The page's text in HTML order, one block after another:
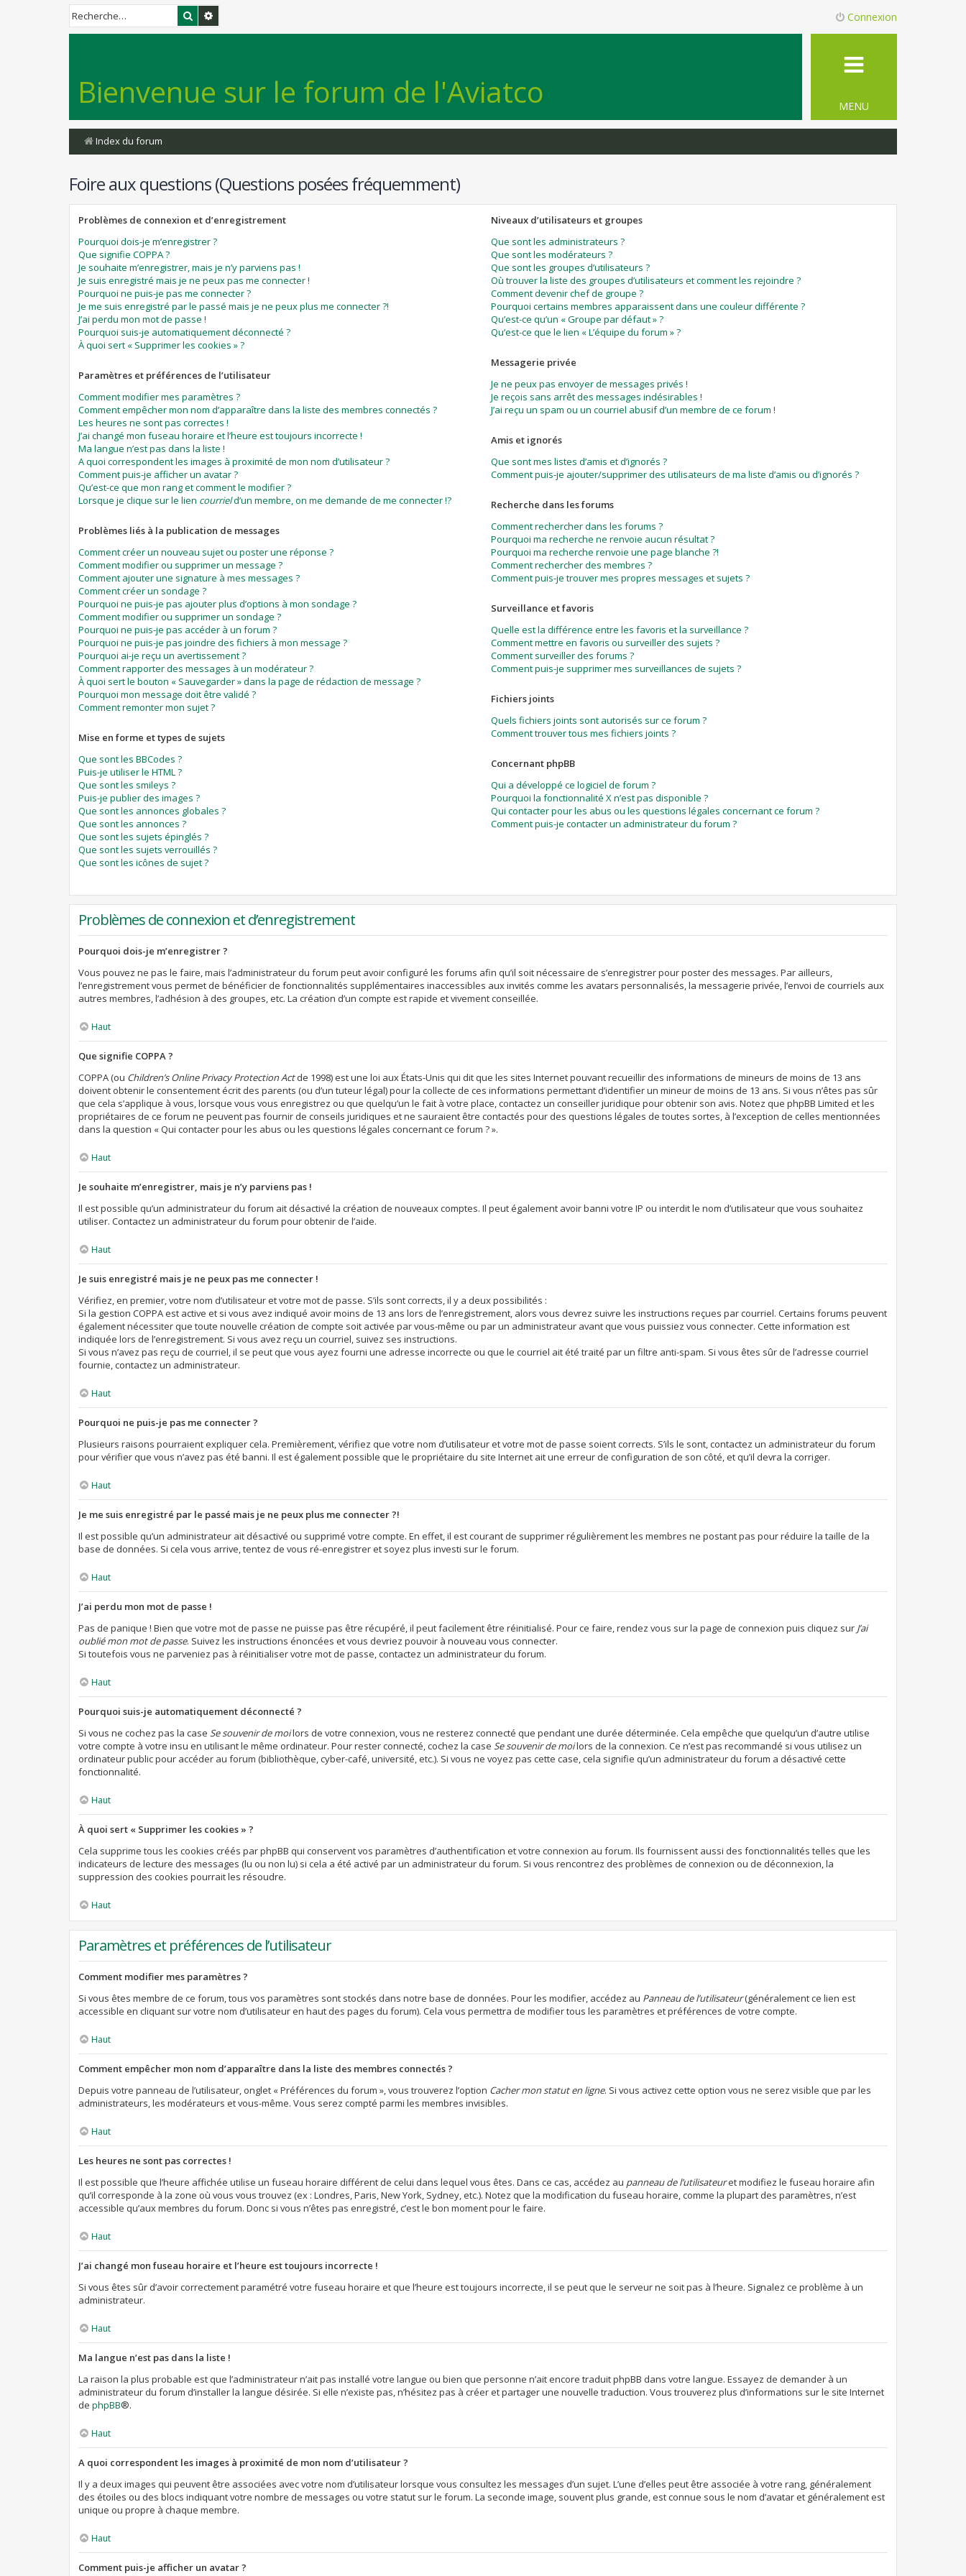
Rechercher Connexion
Bienvenue sur le forum de l'Aviatco MENU
Index du forum
Foire aux questions (Questions posées fréquemment)
Problèmes de connexion et d’enregistrement
Pourquoi dois-je m’enregistrer ?
Que signifie COPPA ?
Je souhaite m’enregistrer, mais je n’y parviens pas !
Je suis enregistré mais je ne peux pas me connecter !
Pourquoi ne puis-je pas me connecter ?
Je me suis enregistré par le passé mais je ne peux plus me connecter ?!
J’ai perdu mon mot de passe !
Pourquoi suis-je automatiquement déconnecté ?
À quoi sert « Supprimer les cookies » ?
Paramètres et préférences de l’utilisateur
Comment modifier mes paramètres ?
Comment empêcher mon nom d’apparaître dans la liste des membres connectés ?
Les heures ne sont pas correctes !
J’ai changé mon fuseau horaire et l’heure est toujours incorrecte !
Ma langue n’est pas dans la liste !
A quoi correspondent les images à proximité de mon nom d’utilisateur ?
Comment puis-je afficher un avatar ?
Qu’est-ce que mon rang et comment le modifier ?
Lorsque je clique sur le lien courrield’un membre, on me demande de me connecter !?
Problèmes liés à la publication de messages
Comment créer un nouveau sujet ou poster une réponse ?
Comment modifier ou supprimer un message ?
Comment ajouter une signature à mes messages ?
Comment créer un sondage ?
Pourquoi ne puis-je pas ajouter plus d’options à mon sondage ?
Comment modifier ou supprimer un sondage ?
Pourquoi ne puis-je pas accéder à un forum ?
Pourquoi ne puis-je pas joindre des fichiers à mon message ?
Pourquoi ai-je reçu un avertissement ?
Comment rapporter des messages à un modérateur ?
À quoi sert le bouton « Sauvegarder » dans la page de rédaction de message ?
Pourquoi mon message doit être validé ?
Comment remonter mon sujet ?
Mise en forme et types de sujets
Que sont les BBCodes ?
Puis-je utiliser le HTML ?
Que sont les smileys ?
Puis-je publier des images ?
Que sont les annonces globales ?
Que sont les annonces ?
Que sont les sujets épinglés ?
Que sont les sujets verrouillés ?
Que sont les icônes de sujet ?
Niveaux d’utilisateurs et groupes
Que sont les administrateurs ?
Que sont les modérateurs ?
Que sont les groupes d’utilisateurs ?
Où trouver la liste des groupes d’utilisateurs et comment les rejoindre ?
Comment devenir chef de groupe ?
Pourquoi certains membres apparaissent dans une couleur différente ?
Qu’est-ce qu’un « Groupe par défaut » ?
Qu’est-ce que le lien « L’équipe du forum » ?
Messagerie privée
Je ne peux pas envoyer de messages privés !
Je reçois sans arrêt des messages indésirables !
J’ai reçu un spam ou un courriel abusif d’un membre de ce forum !
Amis et ignorés
Que sont mes listes d’amis et d’ignorés ?
Comment puis-je ajouter/supprimer des utilisateurs de ma liste d’amis ou d’ignorés ?
Recherche dans les forums
Comment rechercher dans les forums ?
Pourquoi ma recherche ne renvoie aucun résultat ?
Pourquoi ma recherche renvoie une page blanche ?!
Comment rechercher des membres ?
Comment puis-je trouver mes propres messages et sujets ?
Surveillance et favoris
Quelle est la différence entre les favoris et la surveillance ?
Comment mettre en favoris ou surveiller des sujets ?
Comment surveiller des forums ?
Comment puis-je supprimer mes surveillances de sujets ?
Fichiers joints
Quels fichiers joints sont autorisés sur ce forum ?
Comment trouver tous mes fichiers joints ?
Concernant phpBB
Qui a développé ce logiciel de forum ?
Pourquoi la fonctionnalité X n’est pas disponible ?
Qui contacter pour les abus ou les questions légales concernant ce forum ?
Comment puis-je contacter un administrateur du forum ?
Problèmes de connexion et d’enregistrement
Pourquoi dois-je m’enregistrer ?
Vous pouvez ne pas le faire, mais l’administrateur du forum peut avoir configuré les forums afin qu’il soit nécessaire de s’enregistrer pour poster des messages. Par ailleurs,
l’enregistrement vous permet de bénéficier de fonctionnalités supplémentaires inaccessibles aux invités comme les avatars personnalisés, la messagerie privée, l’envoi de courriels aux
autres membres, l’adhésion à des groupes, etc. La création d’un compte est rapide et vivement conseillée.
Haut
Que signifie COPPA ?
COPPA (ou Children’s Online Privacy Protection Actde 1998) est une loi aux États-Unis qui dit que les sites Internet pouvant recueillir des informations de mineurs de moins de 13 ans
doivent obtenir le consentement écrit des parents (ou d’un tuteur légal) pour la collecte de ces informations permettant d’identifier un mineur de moins de 13 ans. Si vous n’êtes pas sûr
que cela s’applique à vous, lorsque vous vous enregistrez ou que quelqu’un le fait à votre place, contactez un conseiller juridique pour obtenir son avis. Notez que phpBB Limited et les
propriétaires de ce forum ne peuvent pas fournir de conseils juridiques et ne sauraient être contactés pour des questions légales de toutes sortes, à l’exception de celles mentionnées
dans la question « Qui contacter pour les abus ou les questions légales concernant ce forum ? ».
Haut
Je souhaite m’enregistrer, mais je n’y parviens pas !
Il est possible qu’un administrateur du forum ait désactivé la création de nouveaux comptes. Il peut également avoir banni votre IP ou interdit le nom d’utilisateur que vous souhaitez
utiliser. Contactez un administrateur du forum pour obtenir de l’aide.
Haut
Je suis enregistré mais je ne peux pas me connecter !
Vérifiez, en premier, votre nom d’utilisateur et votre mot de passe. S’ils sont corrects, il y a deux possibilités :
Si la gestion COPPA est active et si vous avez indiqué avoir moins de 13 ans lors de l’enregistrement, alors vous devrez suivre les instructions reçues par courriel. Certains forums peuvent
également nécessiter que toute nouvelle création de compte soit activée par vous-même ou par un administrateur avant que vous puissiez vous connecter. Cette information est
indiquée lors de l’enregistrement. Si vous avez reçu un courriel, suivez ses instructions.
Si vous n’avez pas reçu de courriel, il se peut que vous ayez fourni une adresse incorrecte ou que le courriel ait été traité par un filtre anti-spam. Si vous êtes sûr de l’adresse courriel
fournie, contactez un administrateur.
Haut
Pourquoi ne puis-je pas me connecter ?
Plusieurs raisons pourraient expliquer cela. Premièrement, vérifiez que votre nom d’utilisateur et votre mot de passe soient corrects. S’ils le sont, contactez un administrateur du forum
pour vérifier que vous n’avez pas été banni. Il est également possible que le propriétaire du site Internet ait une erreur de configuration de son côté, et qu’il devra la corriger.
Haut
Je me suis enregistré par le passé mais je ne peux plus me connecter ?!
Il est possible qu’un administrateur ait désactivé ou supprimé votre compte. En effet, il est courant de supprimer régulièrement les membres ne postant pas pour réduire la taille de la
base de données. Si cela vous arrive, tentez de vous ré-enregistrer et soyez plus investi sur le forum.
Haut
J’ai perdu mon mot de passe !
Pas de panique ! Bien que votre mot de passe ne puisse pas être récupéré, il peut facilement être réinitialisé. Pour ce faire, rendez vous sur la page de connexion puis cliquez sur J’ai
oublié mon mot de passe. Suivez les instructions énoncées et vous devriez pouvoir à nouveau vous connecter.
Si toutefois vous ne parveniez pas à réinitialiser votre mot de passe, contactez un administrateur du forum.
Haut
Pourquoi suis-je automatiquement déconnecté ?
Si vous ne cochez pas la case Se souvenir de moilors de votre connexion, vous ne resterez connecté que pendant une durée déterminée. Cela empêche que quelqu’un d’autre utilise
votre compte à votre insu en utilisant le même ordinateur. Pour rester connecté, cochez la case Se souvenir de moilors de la connexion. Ce n’est pas recommandé si vous utilisez un
ordinateur public pour accéder au forum (bibliothèque, cyber-café, université, etc.). Si vous ne voyez pas cette case, cela signifie qu’un administrateur du forum a désactivé cette
fonctionnalité.
Haut
À quoi sert « Supprimer les cookies » ?
Cela supprime tous les cookies créés par phpBB qui conservent vos paramètres d’authentification et votre connexion au forum. Ils fournissent aussi des fonctionnalités telles que les
indicateurs de lecture des messages (lu ou non lu) si cela a été activé par un administrateur du forum. Si vous rencontrez des problèmes de connexion ou de déconnexion, la
suppression des cookies pourrait les résoudre.
Haut
Paramètres et préférences de l’utilisateur
Comment modifier mes paramètres ?
Si vous êtes membre de ce forum, tous vos paramètres sont stockés dans notre base de données. Pour les modifier, accédez au Panneau de l’utilisateur(généralement ce lien est
accessible en cliquant sur votre nom d’utilisateur en haut des pages du forum). Cela vous permettra de modifier tous les paramètres et préférences de votre compte.
Haut
Comment empêcher mon nom d’apparaître dans la liste des membres connectés ?
Depuis votre panneau de l’utilisateur, onglet « Préférences du forum », vous trouverez l’option Cacher mon statut en ligne. Si vous activez cette option vous ne serez visible que par les
administrateurs, les modérateurs et vous-même. Vous serez compté parmi les membres invisibles.
Haut
Les heures ne sont pas correctes !
Il est possible que l’heure affichée utilise un fuseau horaire différent de celui dans lequel vous êtes. Dans ce cas, accédez au panneau de l’utilisateuret modifiez le fuseau horaire afin
qu’il corresponde à la zone où vous vous trouvez (ex : Londres, Paris, New York, Sydney, etc.). Notez que la modification du fuseau horaire, comme la plupart des paramètres, n’est
accessible qu’aux membres du forum. Donc si vous n’êtes pas enregistré, c’est le bon moment pour le faire.
Haut
J’ai changé mon fuseau horaire et l’heure est toujours incorrecte !
Si vous êtes sûr d’avoir correctement paramétré votre fuseau horaire et que l’heure est toujours incorrecte, il se peut que le serveur ne soit pas à l’heure. Signalez ce problème à un
administrateur.
Haut
Ma langue n’est pas dans la liste !
La raison la plus probable est que l’administrateur n’ait pas installé votre langue ou bien que personne n’ait encore traduit phpBB dans votre langue. Essayez de demander à un
administrateur du forum d’installer la langue désirée. Si elle n’existe pas, n’hésitez pas à créer et partager une nouvelle traduction. Vous trouverez plus d’informations sur le site Internet
de phpBB®.
Haut
A quoi correspondent les images à proximité de mon nom d’utilisateur ?
Il y a deux images qui peuvent être associées avec votre nom d’utilisateur lorsque vous consultez les messages d’un sujet. L’une d’elles peut être associée à votre rang, généralement
des étoiles ou des blocs indiquant votre nombre de messages ou votre statut sur le forum. La seconde image, souvent plus grande, est connue sous le nom d’avatar et généralement est
unique ou propre à chaque membre.
Haut
Comment puis-je afficher un avatar ?